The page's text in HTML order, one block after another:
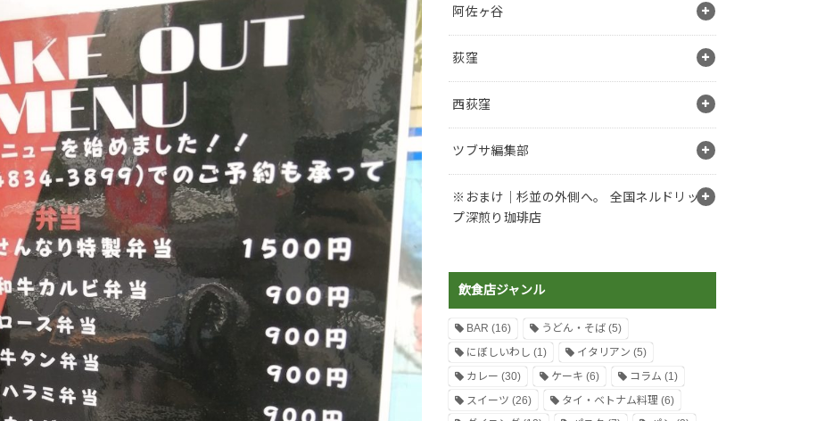
阿佐ヶ谷
荻窪
西荻窪
ツブサ編集部
※おまけ｜杉並の外側へ。 全国ネルドリッ
プ深煎り珈琲店
飲食店ジャンル
BAR (16) うどん・そば(5)
にぼしいわし (1) イタリアン (5)
カレー (30) ケーキ (6) コラム (1)
スイーツ (26) タイ・ベトナム料理 (6)